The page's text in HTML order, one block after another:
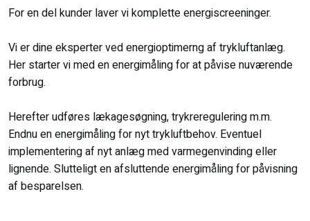
For en del kunder laver vi komplette energiscreeninger.
Vi er dine eksperter ved energioptimerng af trykluftanlæg.
Her starter vi med en energimåling for at påvise nuværende
forbrug.
Herefter udføres lækagesøgning, trykreregulering m.m.
Endnu en energimåling for nyt trykluftbehov. Eventuel
implementering af nyt anlæg med varmegenvinding eller
lignende. Slutteligt en afsluttende energimåling for påvisning
af besparelsen.